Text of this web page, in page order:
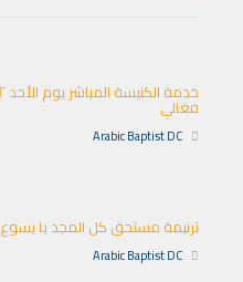
فغالي
Arabic Baptist DC
ترنيمة مستحق كل المجد يا يسوع
Arabic Baptist DC